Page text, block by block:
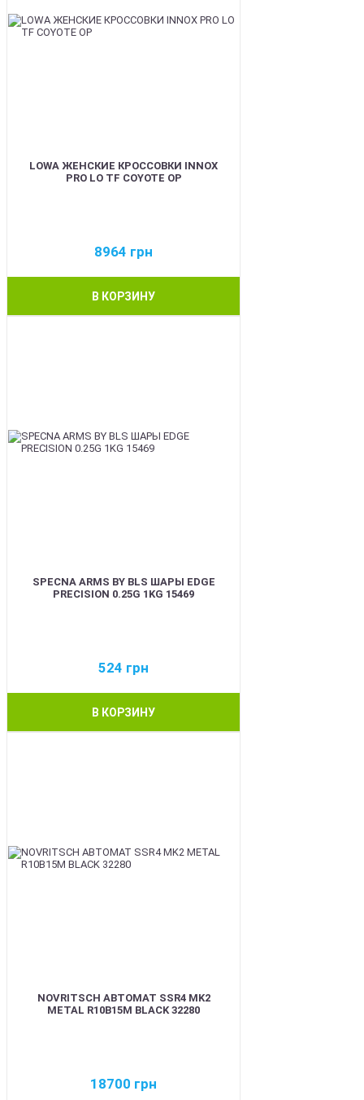
LOWA ЖЕНСКИЕ КРОССОВКИ INNOX
PRO LO TF COYOTE OP
8964 грн
В КОРЗИНУ
SPECNA ARMS BY BLS ШАРЫ EDGE
PRECISION 0.25G 1KG 15469
524 грн
В КОРЗИНУ
NOVRITSCH АВТОМАТ SSR4 MK2
METAL R10B15M BLACK 32280
18700 грн